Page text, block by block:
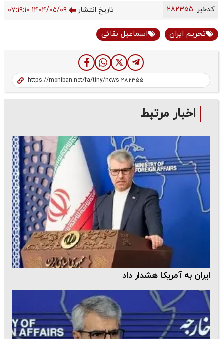
کدخبر: تاریخ انتشار ۱۴۰۴/۰۵/۰۹ ۰۷:۱۹:۱۰
تحریم ایران اسماعیل بقائی
اخبار مرتبط
ایران به آمریکا هشدار داد